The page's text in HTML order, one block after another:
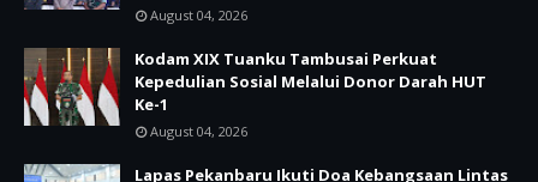
August 04, 2026
Kodam XIX Tuanku Tambusai Perkuat
Kepedulian Sosial Melalui Donor Darah HUT
Ke-1
August 04, 2026
Lapas Pekanbaru Ikuti Doa Kebangsaan Lintas